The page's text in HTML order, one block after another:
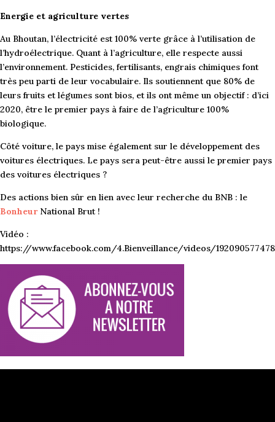
Energie et agriculture vertes
Au Bhoutan, l’électricité est 100% verte grâce à l’utilisation de
l’hydroélectrique. Quant à l’agriculture, elle respecte aussi
l’environnement. Pesticides, fertilisants, engrais chimiques font
très peu parti de leur vocabulaire. Ils soutiennent que 80% de
leurs fruits et légumes sont bios, et ils ont même un objectif : d’ici
2020, être le premier pays à faire de l’agriculture 100%
biologique.
Côté voiture, le pays mise également sur le développement des
voitures électriques. Le pays sera peut-être aussi le premier pays
des voitures électriques ?
Des actions bien sûr en lien avec leur recherche du BNB : le
BonheurNational Brut !
Vidéo :
https://www.facebook.com/4.Bienveillance/videos/